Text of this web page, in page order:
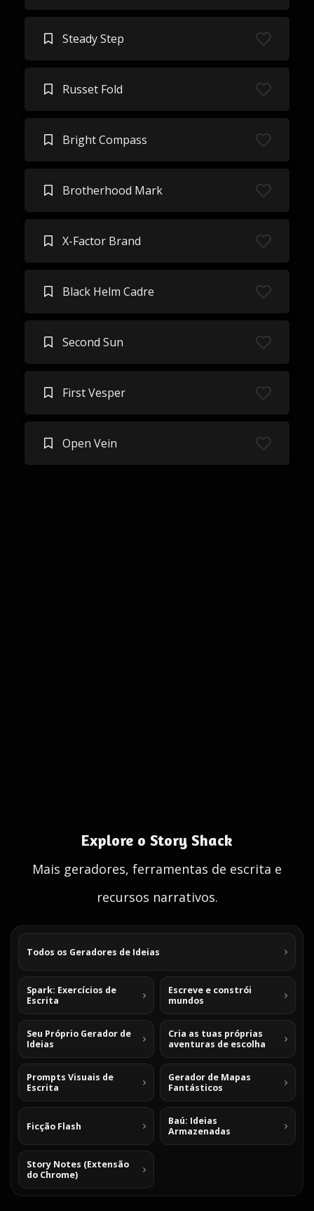
Steady Step
Russet Fold
Bright Compass
Brotherhood Mark
X-Factor Brand
Black Helm Cadre
Second Sun
First Vesper
Open Vein
Explore o Story Shack
Mais geradores, ferramentas de escrita e
recursos narrativos.
Todos os Geradores de Ideias
Spark: Exercícios de
Escrita
Escreve e constrói
mundos
Seu Próprio Gerador de
Ideias
Cria as tuas próprias
aventuras de escolha
Prompts Visuais de
Escrita
Gerador de Mapas
Fantásticos
Ficção Flash
Baú: Ideias
Armazenadas
Story Notes (Extensão
do Chrome)